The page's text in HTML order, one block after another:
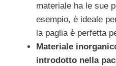
materiale ha le sue
esempio, è ideale
la paglia è perfetta
Materiale
introdotto nella